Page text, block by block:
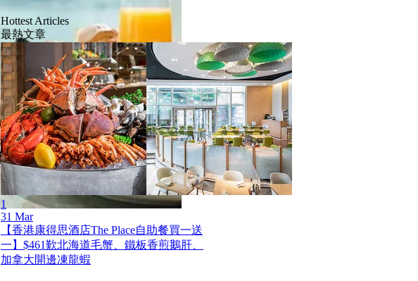
Hottest Articles
最熱文章
1
31 Mar
【香港康得思酒店The Place自助餐買一送
一】$461歎北海道毛蟹、鐵板香煎鵝肝、
加拿大開邊凍龍蝦